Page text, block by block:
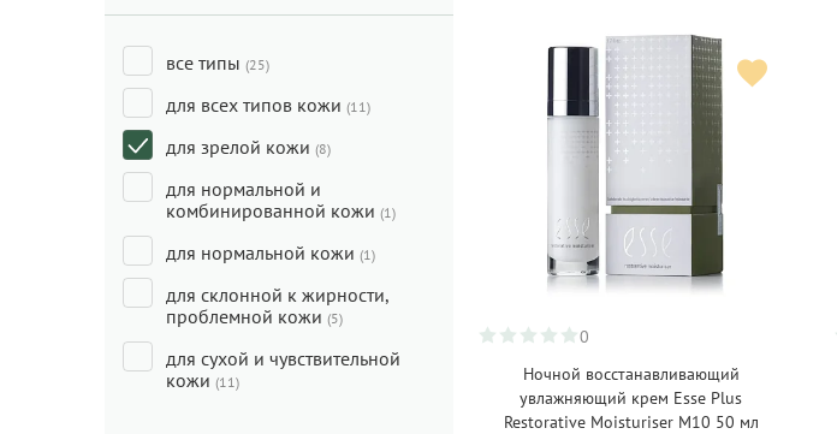
все типы (25)
для всех типов кожи (11)
для зрелой кожи (8)
для нормальной и
комбинированной кожи (1)
для нормальной кожи (1)
для склонной к жирности,
проблемной кожи (5)
для сухой и чувствительной
кожи (11)
0
Ночной восстанавливающий
увлажняющий крем Esse Plus
Restorative Moisturiser M10 50 мл